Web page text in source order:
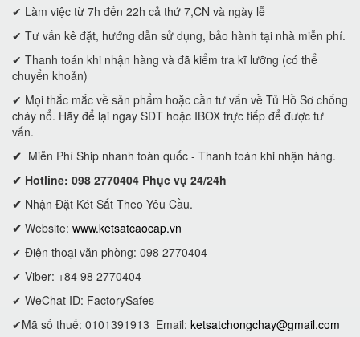
✔ Làm việc từ 7h đến 22h cả thứ 7,CN và ngày lễ
✔ Tư vấn kê đặt, hướng dẫn sử dụng, bảo hành tại nhà miễn phí.
✔ Thanh toán khi nhận hàng và đã kiểm tra kĩ lưỡng (có thể
chuyển khoản)
✔ Mọi thắc mắc về sản phẩm hoặc cần tư vấn về Tủ Hồ Sơ chống
cháy nổ. Hãy để lại ngay SĐT hoặc IBOX trực tiếp để được tư
vấn.
✔ Miễn Phí Ship nhanh toàn quốc - Thanh toán khi nhận hàng.
✔ Hotline: 098 2770404 Phục vụ 24/24h
✔ Nhận Đặt Két Sắt Theo Yêu Cầu.
✔ Website: www.ketsatcaocap.vn
✔ Điện thoại văn phòng: 098 2770404
✔ Viber: +84 98 2770404
✔ WeChat ID: FactorySafes
✔Mã số thuế: 0101391913 Email: ketsatchongchay@gmail.com